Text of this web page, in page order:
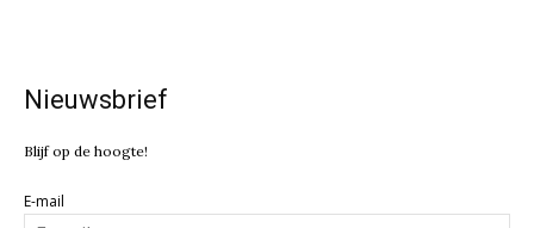
Nieuwsbrief
Blijf op de hoogte!
E-mail